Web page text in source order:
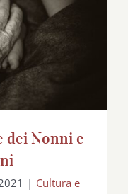
e degli
dei Nonni e
| Cultura e